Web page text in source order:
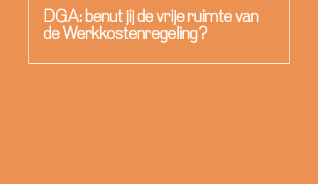
DGA: benut jij de vrije ruimte van
de Werkkostenregeling?